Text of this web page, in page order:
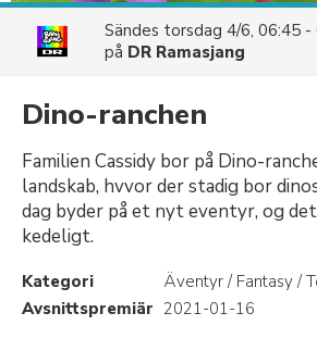
Sändes torsdag 4/6, 06:45 -
på DR Ramasjang
Dino-ranchen
Familien Cassidy bor på Dino-
landskab, hvvor der stadig bor
dag byder på et nyt eventyr, og
kedeligt.
Kategori
Äventyr / Fantasy /
Avsnittspremiär 2021-01-16